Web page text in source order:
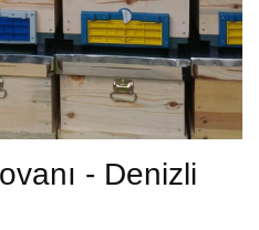
- Denizli